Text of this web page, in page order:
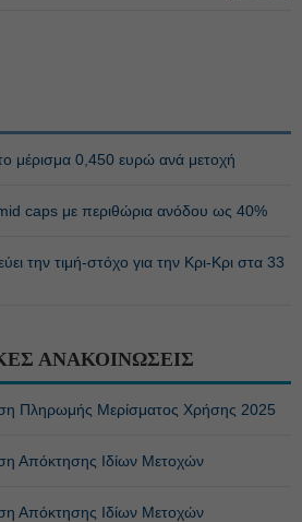
μέρισμα 0,450 ευρώ ανά μετοχή
caps με περιθώρια ανόδου ως 40%
την τιμή-στόχο για την Κρι-Κρι στα 33
ΑΝΑΚΟΙΝΩΣΕΙΣ
Πληρωμής Μερίσματος Χρήσης 2025
Απόκτησης Ιδίων Μετοχών
Απόκτησης Ιδίων Μετοχών